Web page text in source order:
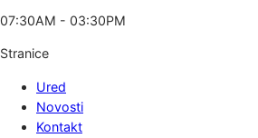
07:30AM - 03:30PM
Stranice
Ured
Novosti
Kontakt